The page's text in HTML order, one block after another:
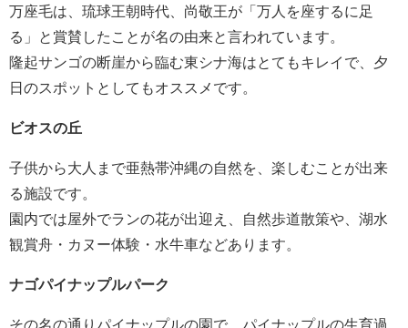
万座毛は、琉球王朝時代、尚敬王が「万人を座するに足
る」と賞賛したことが名の由来と言われています。
隆起サンゴの断崖から臨む東シナ海はとてもキレイで、夕
日のスポットとしてもオススメです。
ビオスの丘
子供から大人まで亜熱帯沖縄の自然を、楽しむことが出来
る施設です。
園内では屋外でランの花が出迎え、自然歩道散策や、湖水
観賞舟・カヌー体験・水牛車などあります。
ナゴパイナップルパーク
その名の通りパイナップルの園で、パイナップルの生育過